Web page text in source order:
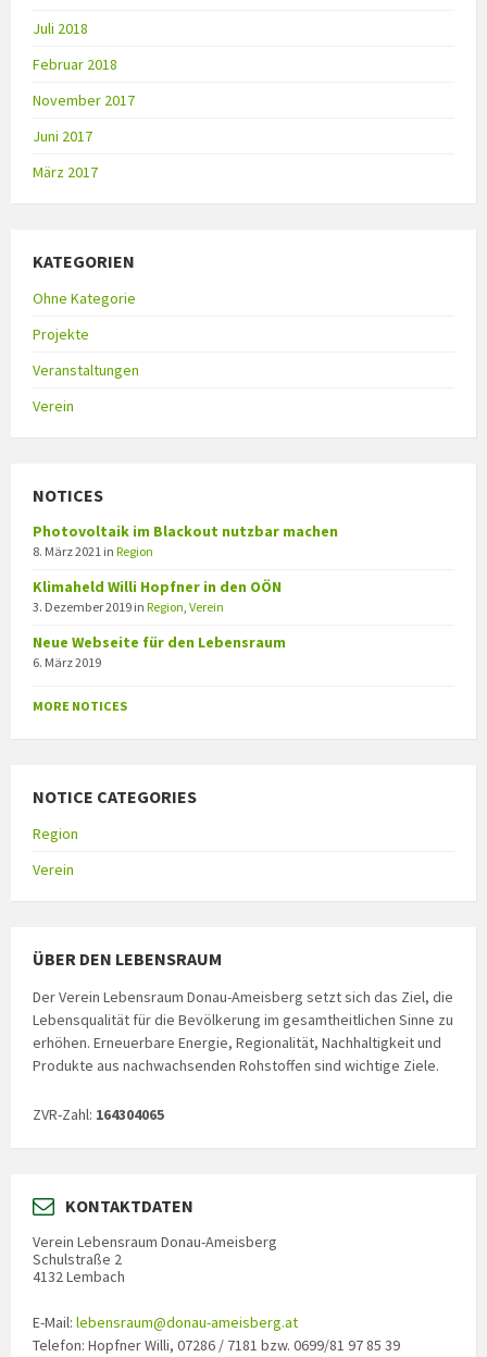
Juli 2018
Februar 2018
November 2017
Juni 2017
März 2017
KATEGORIEN
Ohne Kategorie
Projekte
Veranstaltungen
Verein
NOTICES
Photovoltaik im Blackout nutzbar machen
8. März 2021 in Region
Klimaheld Willi Hopfner in den OÖN
3. Dezember 2019 in Region, Verein
Neue Webseite für den Lebensraum
6. März 2019
MORE NOTICES
NOTICE CATEGORIES
Region
Verein
ÜBER DEN LEBENSRAUM
Der Verein Lebensraum Donau-Ameisberg setzt sich das Ziel, die
Lebensqualität für die Bevölkerung im gesamtheitlichen Sinne zu
erhöhen. Erneuerbare Energie, Regionalität, Nachhaltigkeit und
Produkte aus nachwachsenden Rohstoffen sind wichtige Ziele.
ZVR-Zahl: 164304065
KONTAKTDATEN
Verein Lebensraum Donau-Ameisberg
Schulstraße 2
4132 Lembach
E-Mail: lebensraum@donau-ameisberg.at
Telefon: Hopfner Willi, 07286 / 7181 bzw. 0699/81 97 85 39